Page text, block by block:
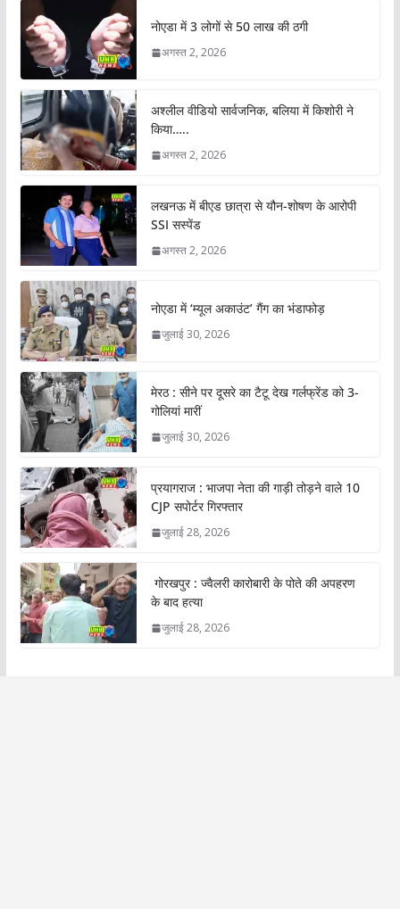
नोएडा में 3 लोगों से 50 लाख की ठगी
अगस्त 2, 2026
अश्लील वीडियो सार्वजनिक, बलिया में किशोरी ने
किया…..
अगस्त 2, 2026
लखनऊ में बीएड छात्रा से यौन-शोषण के आरोपी
SSI सस्पेंड
अगस्त 2, 2026
नोएडा में ‘म्यूल अकाउंट’ गैंग का भंडाफोड़
जुलाई 30, 2026
मेरठ : सीने पर दूसरे का टैटू देख गर्लफ्रेंड को 3-
गोलियां मारीं
जुलाई 30, 2026
प्रयागराज : भाजपा नेता की गाड़ी तोड़ने वाले 10
CJP सपोर्टर गिरफ्तार
जुलाई 28, 2026
गोरखपुर : ज्वैलरी कारोबारी के पोते की अपहरण
के बाद हत्या
जुलाई 28, 2026